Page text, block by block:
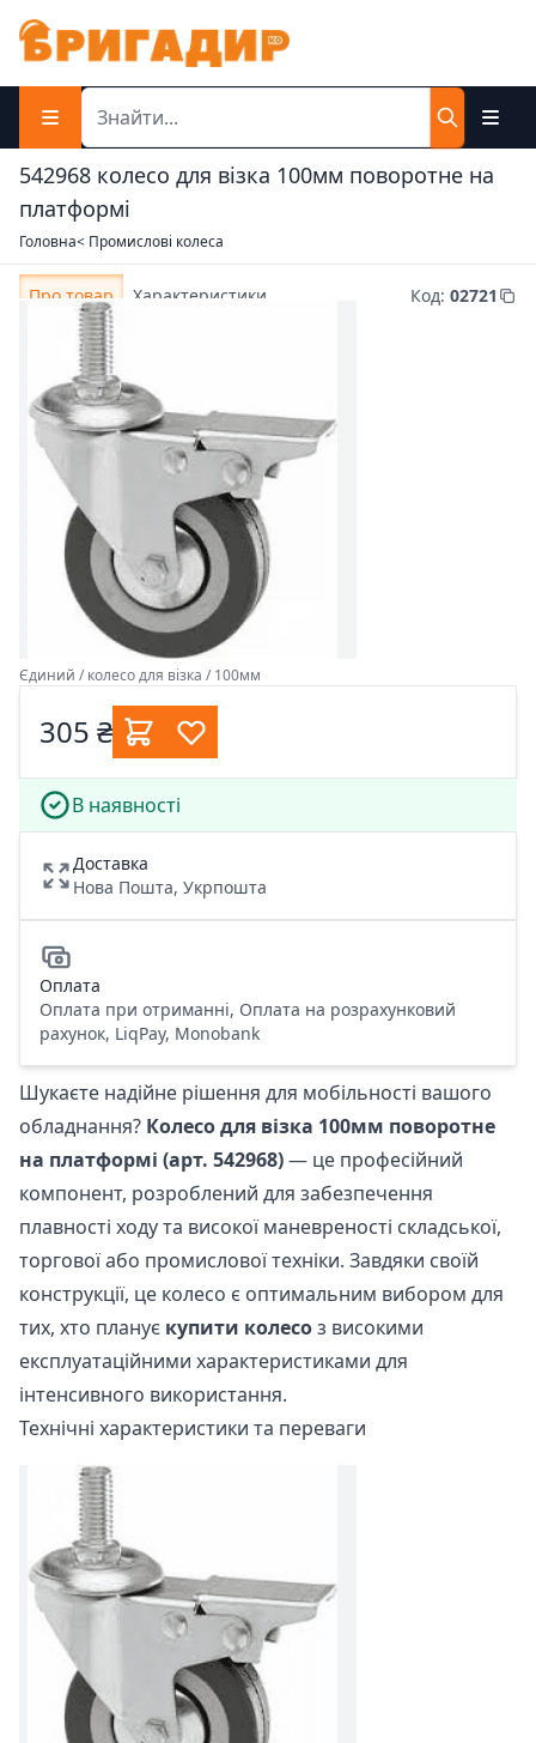
542968 колесо для візка 100мм поворотне на
платформі
Головна< Промислові колеса
Про товар Характеристики Код: 02721
Єдиний / колесо для візка / 100мм
305 ₴
В наявності
Доставка
Нова Пошта, Укрпошта
Оплата
Оплата при отриманні, Оплата на розрахунковий
рахунок, LiqPay, Monobank
Шукаєте надійне рішення для мобільності вашого
обладнання? Колесо для візка 100мм поворотне
на платформі (арт. 542968)— це професійний
компонент, розроблений для забезпечення
плавності ходу та високої маневреності складської,
торгової або промислової техніки. Завдяки своїй
конструкції, це колесо є оптимальним вибором для
тих, хто планує купити колесоз високими
експлуатаційними характеристиками для
інтенсивного використання.
Технічні характеристики та переваги